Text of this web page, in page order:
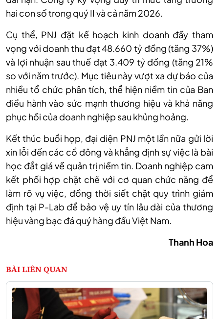
hai con số trong quý II và cả năm 2026.
Cụ thể, PNJ đặt kế hoạch kinh doanh đầy tham
vọng với doanh thu đạt 48.660 tỷ đồng (tăng 37%)
và lợi nhuận sau thuế đạt 3.409 tỷ đồng (tăng 21%
so với năm trước). Mục tiêu này vượt xa dự báo của
nhiều tổ chức phân tích, thể hiện niềm tin của Ban
điều hành vào sức mạnh thương hiệu và khả năng
phục hồi của doanh nghiệp sau khủng hoảng.
Kết thúc buổi họp, đại diện PNJ một lần nữa gửi lời
xin lỗi đến các cổ đông và khẳng định sự việc là bài
học đắt giá về quản trị niềm tin. Doanh nghiệp cam
kết phối hợp chặt chẽ với cơ quan chức năng để
làm rõ vụ việc, đồng thời siết chặt quy trình giám
định tại P-Lab để bảo vệ uy tín lâu dài của thương
hiệu vàng bạc đá quý hàng đầu Việt Nam.
Thanh Hoa
BÀI LIÊN QUAN